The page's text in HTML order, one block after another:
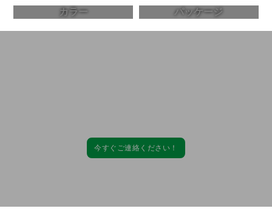
カラー
パッケージ
今すぐご連絡ください！